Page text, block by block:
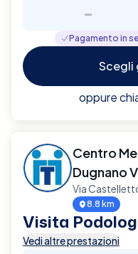
-
Pagamento in
Scegli
oppure
Centro
Dugnano
Via
8.8 km
Visita
Vedi altre prestazioni